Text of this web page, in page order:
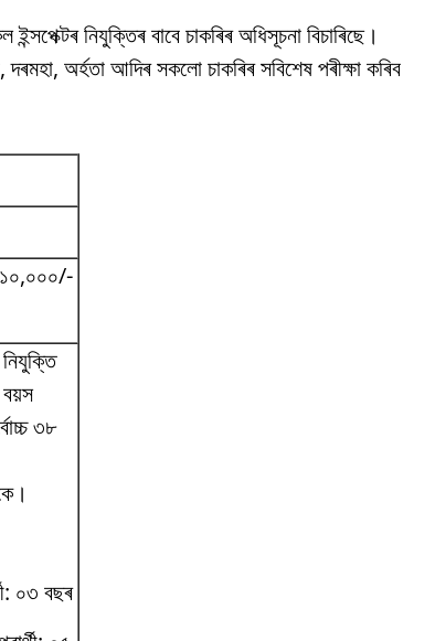
নিযুক্তিৰ বাবে চাকৰিৰ অধিসূচনা বিচাৰিছে।
দৰমহা, অৰ্হতা আদিৰ সকলো চাকৰিৰ সবিশেষ পৰীক্ষা কৰিব
বয়স
৩৮
০৩ বছৰ